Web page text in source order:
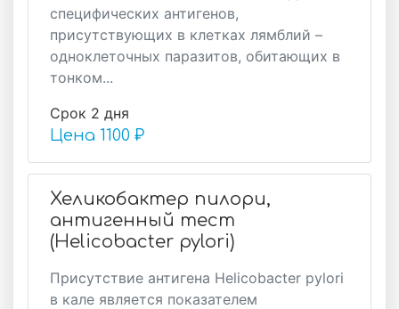
специфических антигенов,
присутствующих в клетках лямблий –
одноклеточных паразитов, обитающих в
тонком...
Срок 2 дня
Цена 1100 ₽
Хеликобактер пилори,
антигенный тест
(Helicobacter pylori)
Присутствие антигена Helicobacter pylori
в кале является показателем